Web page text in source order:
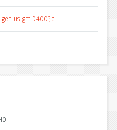
genius gm 04003a